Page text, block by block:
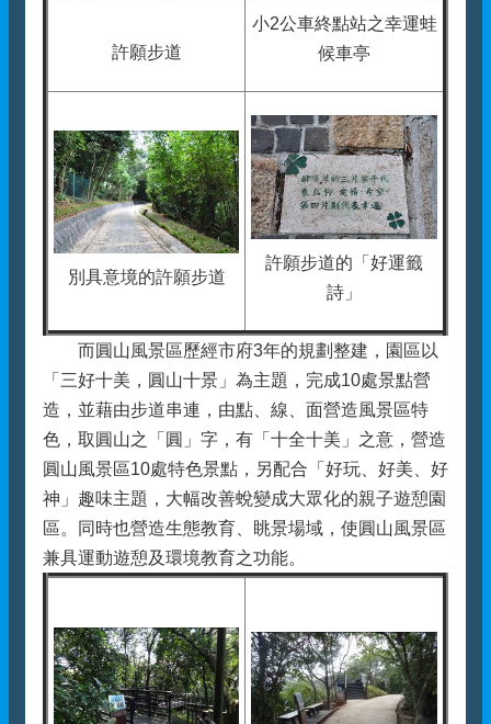
許願步道
小2公車終點站之幸運蛙
候車亭
別具意境的許願步道
許願步道的「好運籤
詩」
而圓山風景區歷經市府3年的規劃整建，園區以
「三好十美，圓山十景」為主題，完成10處景點營
造，並藉由步道串連，由點、線、面營造風景區特
色，取圓山之「圓」字，有「十全十美」之意，營造
圓山風景區10處特色景點，另配合「好玩、好美、好
神」趣味主題，大幅改善蛻變成大眾化的親子遊憩園
區。同時也營造生態教育、眺景場域，使圓山風景區
兼具運動遊憩及環境教育之功能。